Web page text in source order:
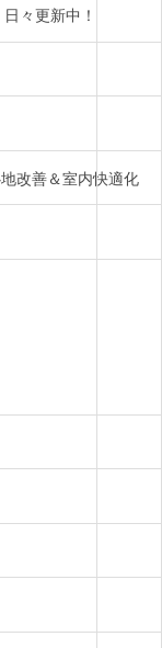
々更新中！
改善＆室内快適化